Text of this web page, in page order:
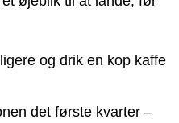
og drik en kop kaffe
det første kvarter –